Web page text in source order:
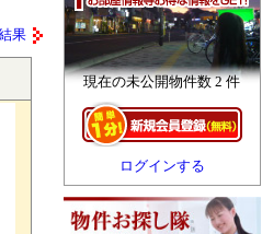
現在の未公開物件数 2 件
ログインする
果